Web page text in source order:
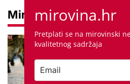
Mirovine
Mirovine
mirovina.hr
Pretplati se na mirovinski
kvalitetnog sadržaja